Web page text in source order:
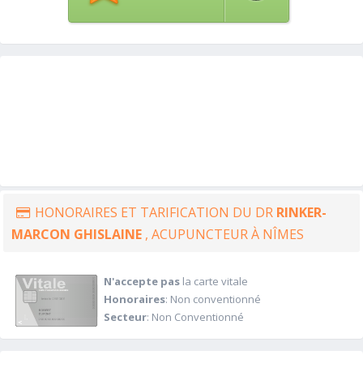
HONORAIRES ET TARIFICATION DU DR RINKER-
MARCON GHISLAINE , ACUPUNCTEUR À NÎMES
N'accepte pasla carte vitale
Honoraires: Non conventionné
Secteur: Non Conventionné